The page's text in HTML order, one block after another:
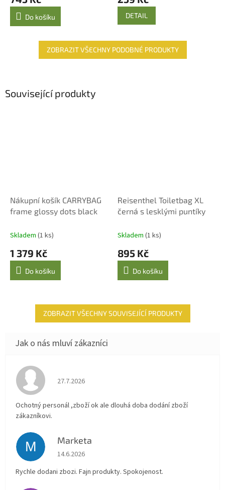
Do košíku DETAIL
ZOBRAZIT VŠECHNY PODOBNÉ PRODUKTY
Související produkty
Nákupní košík CARRYBAG
frame glossy dots black
Skladem (1 ks)
1 379 Kč
Do košíku
Reisenthel Toiletbag XL
černá s lesklými puntíky
Skladem (1 ks)
895 Kč
Do košíku
ZOBRAZIT VŠECHNY SOUVISEJÍCÍ PRODUKTY
Hodnocení obchodu je 4 z 5 hvězdiček.
27.7.2026
Ochotný personál ,zboží ok ale dlouhá doba dodání zboží
zákazníkovi.
M Marketa
Hodnocení obchodu je 5 z 5 hvězdiček.
14.6.2026
Rychle dodani zbozi. Fajn produkty. Spokojenost.